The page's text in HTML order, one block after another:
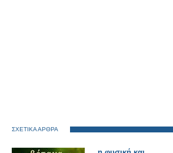
ΣΧΕΤΙΚΑ ΑΡΘΡΑ